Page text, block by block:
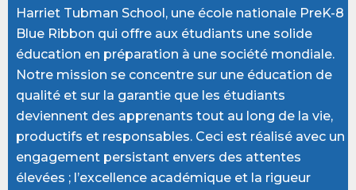
Harriet Tubman School, une école nationale PreK-8
Blue Ribbon qui offre aux étudiants une solide
éducation en préparation à une société mondiale.
Notre mission se concentre sur une éducation de
qualité et sur la garantie que les étudiants
deviennent des apprenants tout au long de la vie,
productifs et responsables. Ceci est réalisé avec un
engagement persistant envers des attentes
élevées ; l’excellence académique et la rigueur